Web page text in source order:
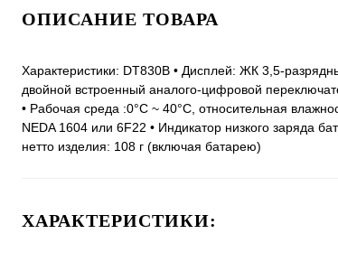
ОПИСАНИЕ ТОВАРА
Характеристики: DT830B • Дисплей: ЖК 3,5-
двойной встроенный аналого-цифровой
• Рабочая среда :0°C ~ 40°C, относительная
NEDA 1604 или 6F22 • Индикатор низкого заряда
нетто изделия: 108 г (включая батарею)
ХАРАКТЕРИСТИКИ: